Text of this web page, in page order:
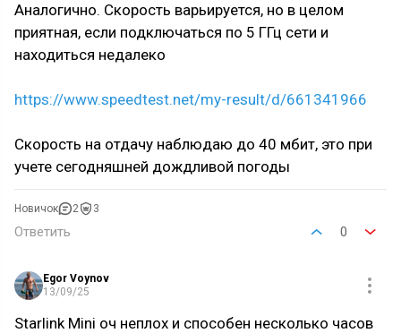
Аналогично. Скорость варьируется, но в целом
приятная, если подключаться по 5 ГГц сети и
находиться недалеко
https://www.speedtest.net/my-result/d/661341966
Скорость на отдачу наблюдаю до 40 мбит, это при
учете сегодняшней дождливой погоды
Новичок 2 3
Ответить 0
Egor Voynov
13/09/25
Starlink Mini оч неплох и способен несколько часов